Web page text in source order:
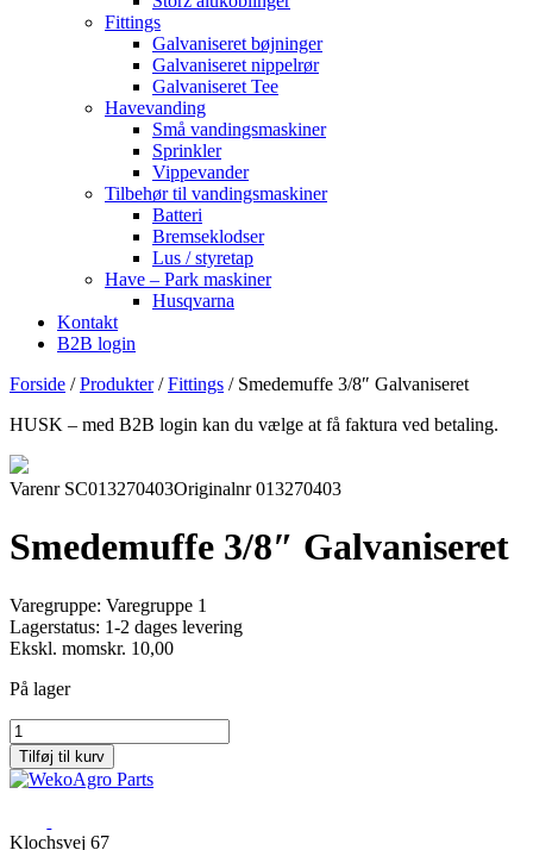
Fittings
Galvaniseret bøjninger
Galvaniseret nippelrør
Galvaniseret Tee
Havevanding
Små vandingsmaskiner
Sprinkler
Vippevander
Tilbehør til vandingsmaskiner
Batteri
Bremseklodser
Lus / styretap
Have – Park maskiner
Husqvarna
Kontakt
B2B login
Forside /Produkter/Fittings / Smedemuffe 3/8″ Galvaniseret
HUSK – med B2B login kan du vælge at få faktura ved betaling.
Varenr SC013270403Originalnr 013270403
Smedemuffe 3/8″ Galvaniseret
Varegruppe: Varegruppe 1
Lagerstatus: 1-2 dages levering
Ekskl. momskr. 10,00
På lager
Smedemuffe
3/8"
Galvaniseret
antal
Tilføj til kurv
Klochsvej 67